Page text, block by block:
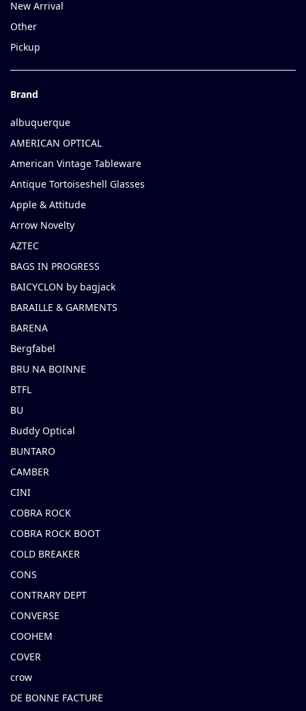
New Arrival
Other
Pickup
Brand
albuquerque
AMERICAN OPTICAL
American Vintage Tableware
Antique Tortoiseshell Glasses
Apple & Attitude
Arrow Novelty
AZTEC
BAGS IN PROGRESS
BAICYCLON by bagjack
BARAILLE & GARMENTS
BARENA
Bergfabel
BRU NA BOINNE
BTFL
BU
Buddy Optical
BUNTARO
CAMBER
CINI
COBRA ROCK
COBRA ROCK BOOT
COLD BREAKER
CONS
CONTRARY DEPT
CONVERSE
COOHEM
COVER
crow
DE BONNE FACTURE